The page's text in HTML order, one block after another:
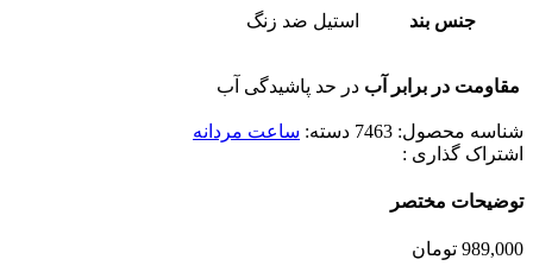
جنس بند استیل ضد زنگ
مقاومت در برابر آب در حد پاشیدگی آب
شناسه محصول: 7463 دسته: ساعت مردانه
اشتراک گذاری :
توضیحات مختصر
989,000 تومان